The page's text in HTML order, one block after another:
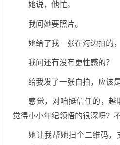
她说，他忙。
我问她要照片。
她给了我一张在海边拍的
我问还有没有更性感的？
给我发了一张自拍，应该
感觉，对咱挺信任的，越
觉得小小年纪领悟的很深呀？不
她让我帮她扫个二维码，